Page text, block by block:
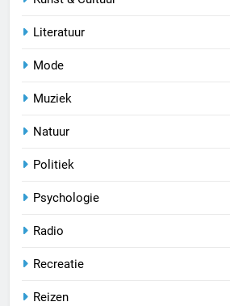
Literatuur
Mode
Muziek
Natuur
Politiek
Psychologie
Radio
Recreatie
Reizen